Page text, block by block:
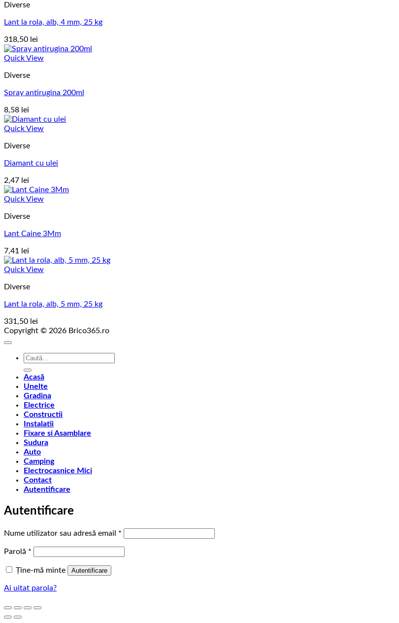
Diverse
Lant la rola, alb, 4 mm, 25 kg
318,50 lei
Quick View
Diverse
Spray antirugina 200ml
8,58 lei
Quick View
Diverse
Diamant cu ulei
2,47 lei
Quick View
Diverse
Lant Caine 3Mm
7,41 lei
Quick View
Diverse
Lant la rola, alb, 5 mm, 25 kg
331,50 lei
Copyright © 2026 Brico365.ro
Caută
Acasă
Unelte
Gradina
Electrice
Constructii
Instalatii
Fixare si Asamblare
Sudura
Auto
Camping
Electrocasnice Mici
Contact
Autentificare
Autentificare
Nume utilizator sau adresă email *
Parolă *
Ține-mă minte Autentificare
Ai uitat parola?